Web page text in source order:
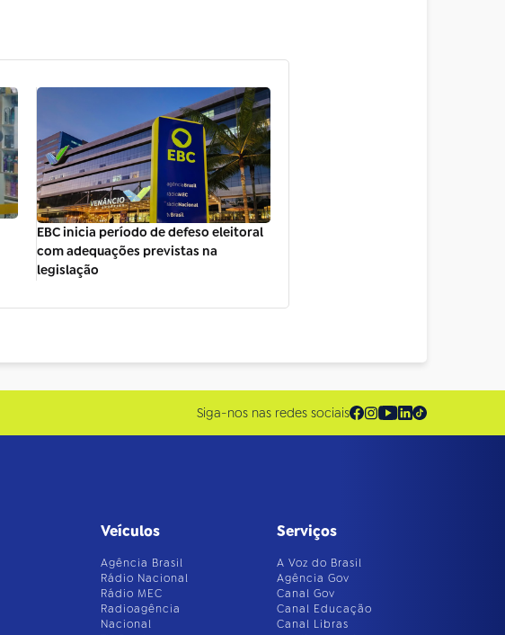
EBC inicia período de defeso eleitoral
com adequações previstas na
legislação
Siga-nos nas redes sociais
Veículos
Agência Brasil
Rádio Nacional
Rádio MEC
Radioagência
Nacional
Serviços
A Voz do Brasil
Agência Gov
Canal Gov
Canal Educação
Canal Libras